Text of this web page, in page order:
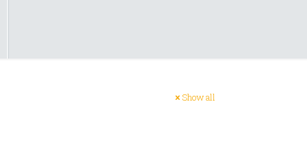
Show all